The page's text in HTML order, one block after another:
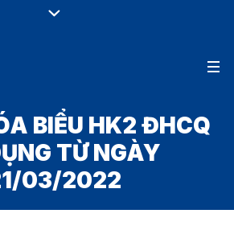
BIỂU HK2 ĐHCQ
TỪ NGÀY
03/2022